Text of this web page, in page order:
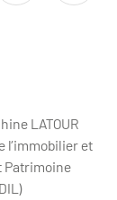
LATOUR
l’immobilier et
Patrimoine